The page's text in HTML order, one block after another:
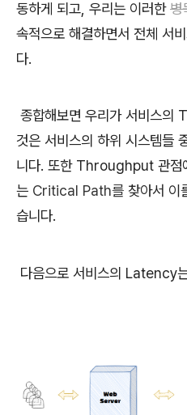
동하게 되고, 우리는 이러한병
속적으로 해결하면서 전체 서
다.
종합해보면 우리가 서비스
것은 서비스의 하위 시스템들
니다. 또한 Throughput 관점
는 Critical Path를 찾아서 이
습니다.
다음으로 서비스의 Latency